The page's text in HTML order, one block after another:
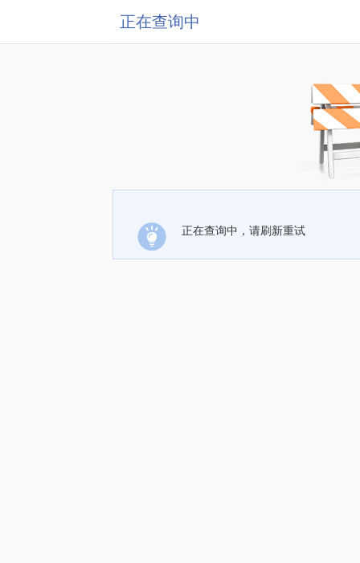
正在查询中
正在查询中，请刷新重试